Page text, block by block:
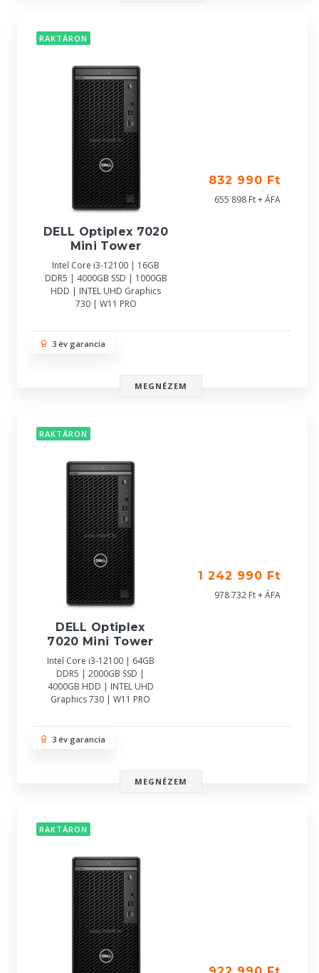
RAKTÁRON
DELL Optiplex 7020
Mini Tower
Intel Core i3-12100 | 16GB
DDR5 | 4000GB SSD | 1000GB
HDD | INTEL UHD Graphics
730 | W11 PRO
832 990 Ft
655 898 Ft + ÁFA
3 év garancia
MEGNÉZEM
RAKTÁRON
DELL Optiplex
7020 Mini Tower
Intel Core i3-12100 | 64GB
DDR5 | 2000GB SSD |
4000GB HDD | INTEL UHD
Graphics 730 | W11 PRO
1 242 990 Ft
978 732 Ft + ÁFA
3 év garancia
MEGNÉZEM
RAKTÁRON